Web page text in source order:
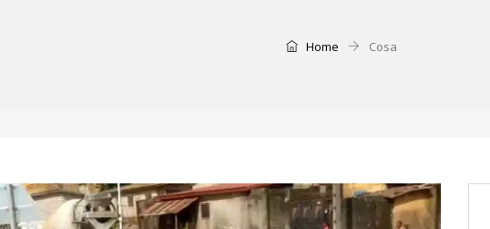
31 mai : retrait des cartes d’électeurs possible
Home Cosa